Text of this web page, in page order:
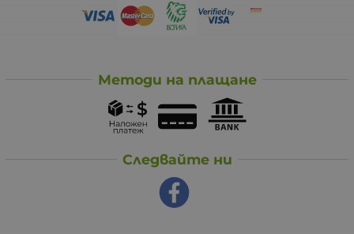
Методи на плащане
Следвайте ни